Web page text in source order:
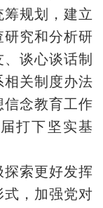
规划，建立
研究和分析研
谈心谈话制
相关制度办法
信念教育工作
打下坚实基
探索更好发挥
式，加强党对